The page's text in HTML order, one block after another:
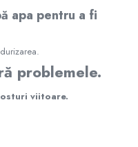
apa pentru a fi
problemele.
viitoare.